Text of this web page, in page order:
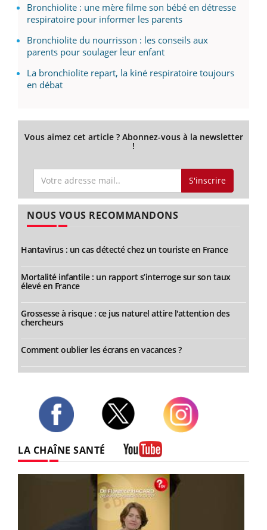
Bronchiolite : une mère filme son bébé en détresse
respiratoire pour informer les parents
Bronchiolite du nourrisson : les conseils aux
parents pour soulager leur enfant
La bronchiolite repart, la kiné respiratoire toujours
en débat
Vous aimez cet article ? Abonnez-vous à la newsletter
!
S'inscrire
NOUS VOUS RECOMMANDONS
Hantavirus : un cas détecté chez un touriste en France
Mortalité infantile : un rapport s’interroge sur son taux
élevé en France
Grossesse à risque : ce jus naturel attire l'attention des
chercheurs
Comment oublier les écrans en vacances ?
LA CHAÎNE SANTÉ